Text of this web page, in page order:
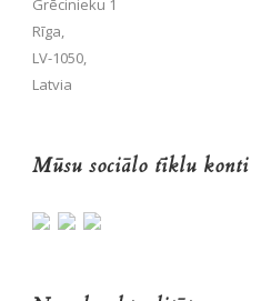
Grēcinieku 1
Rīga,
LV-1050,
Latvia
Mūsu sociālo tīklu konti